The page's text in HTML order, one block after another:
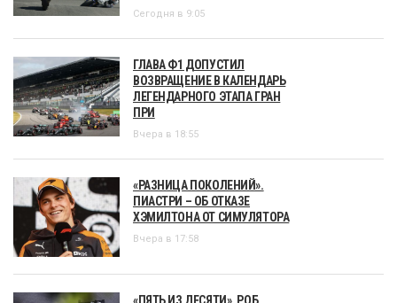
Сегодня в 9:05
ГЛАВА Ф1 ДОПУСТИЛ
ВОЗВРАЩЕНИЕ В КАЛЕНДАРЬ
ЛЕГЕНДАРНОГО ЭТАПА ГРАН
ПРИ
Вчера в 18:55
«РАЗНИЦА ПОКОЛЕНИЙ».
ПИАСТРИ – ОБ ОТКАЗЕ
ХЭМИЛТОНА ОТ СИМУЛЯТОРА
Вчера в 17:58
«ПЯТЬ ИЗ ДЕСЯТИ». РОБ